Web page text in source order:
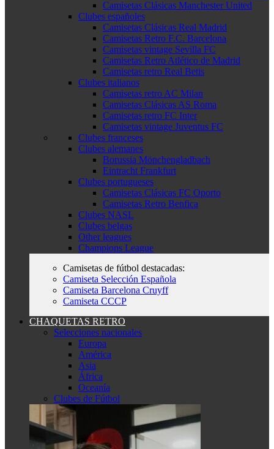
Camisetas Clásicas Manchester United
Clubes españoles
Camisetas Clásicas Real Madrid
Camisetas Retro F.C. Barcelona
Camisetas vintage Sevilla FC
Camisetas Retro Atlético de Madrid
Camisetas retro Real Betis
Clubes italianos
Camisetas retro AC Milan
Camisetas Clásicas AS Roma
Camisetas retro FC Inter
Camisetas vintage Juventus FC
Clubes franceses
Clubes alemanes
Borussia Mönchengladbach
Eintracht Frankfurt
Clubes portugueses
Camisetas Clásicas FC Oporto
Camisetas Retro Benfica
Clubes NASL
Clubes belgas
Other leagues
Champions League
Camisetas de fútbol destacadas:
Camiseta Selección Española
Camiseta Barcelona Cruyff
Camiseta CCCP
CHAQUETAS RETRO
Selecciones nacionales
Europa
América
Asia
África
Oceanía
Clubes de Fútbol